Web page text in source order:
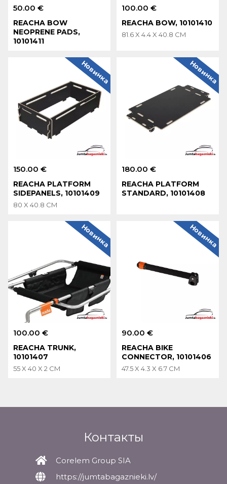
50.00 €
REACHA BOW
NEOPRENE PADS,
10101411
100.00 €
REACHA BOW, 10101410
81.6 X 4.4 X 40.8 CM
150.00 €
REACHA PLATFORM
SIDEPANELS, 10101409
80 X 40.8 CM
Новинка
180.00 €
REACHA PLATFORM
STANDARD, 10101408
Новинка
100.00 €
REACHA TRUNK,
10101407
55 X 40 X 2 CM
Новинка
90.00 €
REACHA BIKE
CONNECTOR, 10101406
47.5 X 4.3 X 6.7 CM
Новинка
Контакты
Corelem Group SIA
https://jumtabagaznieki.lv/